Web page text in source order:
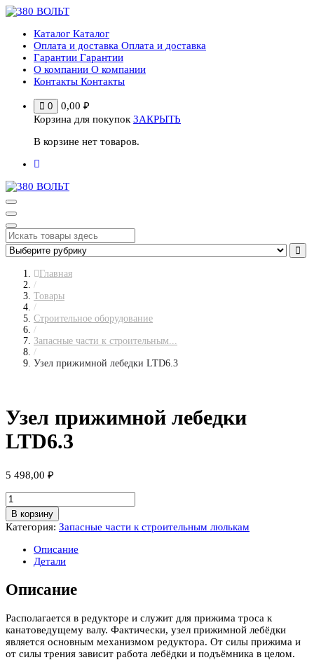
Перейти
содержимому
Каталог Каталог
Оплата и доставка Оплата и доставка
Гарантии Гарантии
О компании О компании
Контакты Контакты
0 0,00 ₽
Корзина для покупок ЗАКРЫТЬ
В корзине нет товаров.
Главная
/
Товары
/
Строительное оборудование
/
Запасные части к строительным...
/
Узел прижимной лебедки LTD6.3
Узел прижимной лебедки
LTD6.3
5 498,00 ₽
Количество
товара
Узел
прижимной
лебедки
LTD6.3
В корзину
Категория: Запасные части к строительным люлькам
Описание
Детали
Описание
Располагается в редукторе и служит для прижима троса к
канатоведущему валу. Фактически, узел прижимной лебёдки
является основным механизмом редуктора. От силы прижима и
от силы трения зависит работа лебёдки и подъёмника в целом.